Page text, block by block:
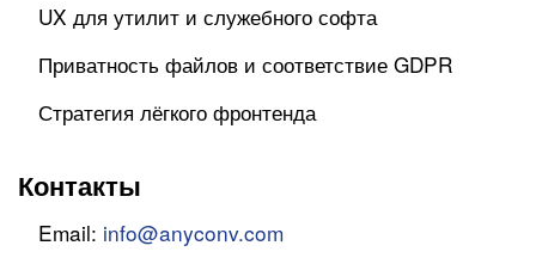
UX для утилит и служебного софта
Приватность файлов и соответствие GDPR
Стратегия лёгкого фронтенда
Контакты
Email: info@anyconv.com